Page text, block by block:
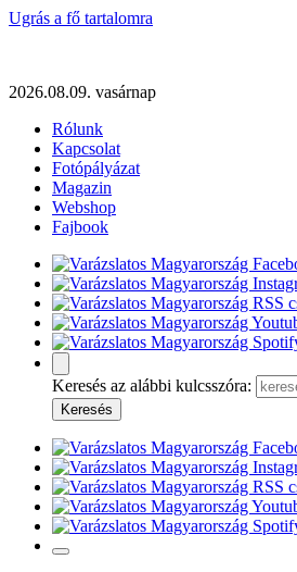
Ugrás a fő tartalomra
2026.08.09. vasárnap
Rólunk
Kapcsolat
Fotópályázat
Magazin
Webshop
Fajbook
Keresés az alábbi kulcsszóra: